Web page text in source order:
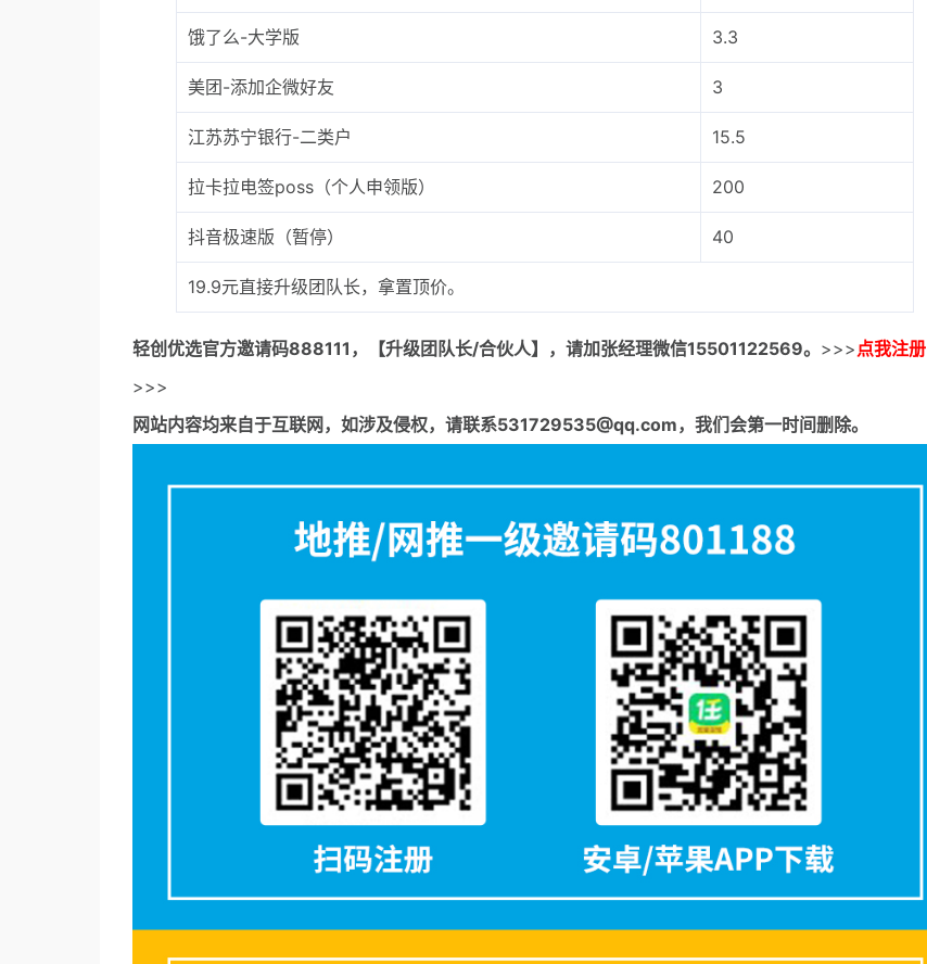
饿了么-大学版 3.3
美团-添加企微好友 3
江苏苏宁银行-二类户 15.5
拉卡拉电签poss（个人申领版） 200
抖音极速版（暂停） 40
19.9元直接升级团队长，拿置顶价。
轻创优选官方邀请码888111，【升级团队长/合伙人】，请加张经理微信15501122569。 >>>点我注册
>>>
网站内容均来自于互联网，如涉及侵权，请联系531729535@qq.com，我们会第一时间删除。